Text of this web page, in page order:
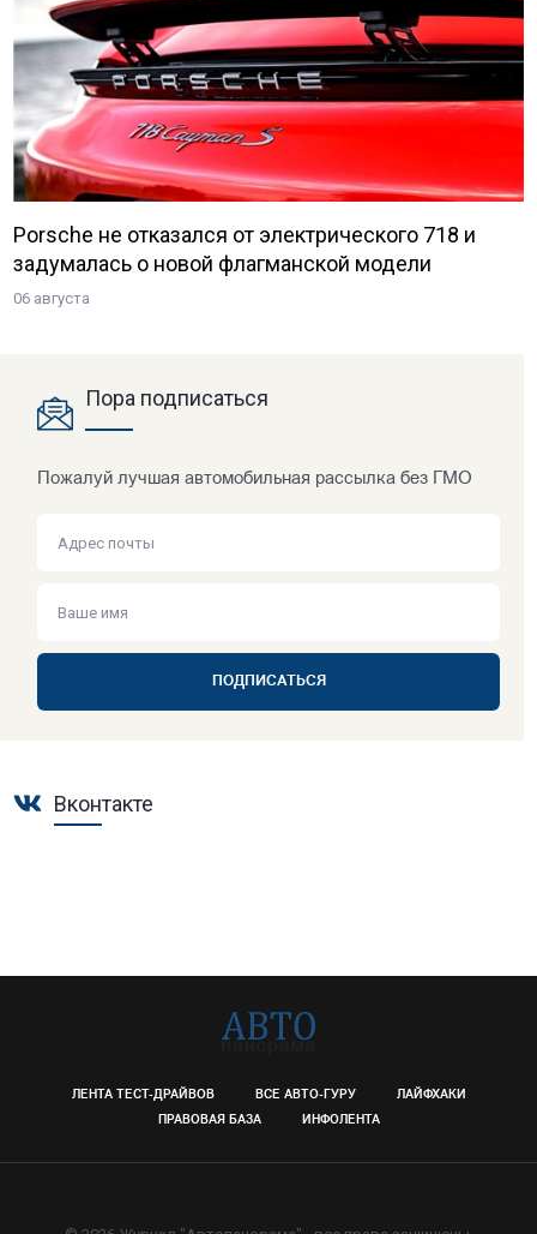
Porsche не отказался от электрического 718 и
задумалась о новой флагманской модели
06 августа
Пора подписаться
Пожалуй лучшая автомобильная рассылка без ГМО
ПОДПИСАТЬСЯ
Вконтакте
ЛЕНТА ТЕСТ-ДРАЙВОВ ВСЕ АВТО-ГУРУ
ЛАЙФХАКИ
ПРАВОВАЯ БАЗА
ИНФОЛЕНТА